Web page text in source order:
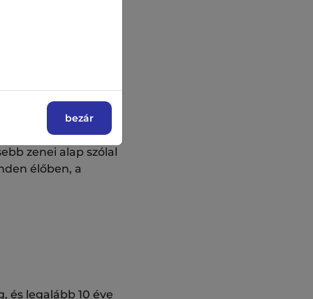
keverik
zenei alap szólal
élőben, a
és legalább 10 éve
bezár